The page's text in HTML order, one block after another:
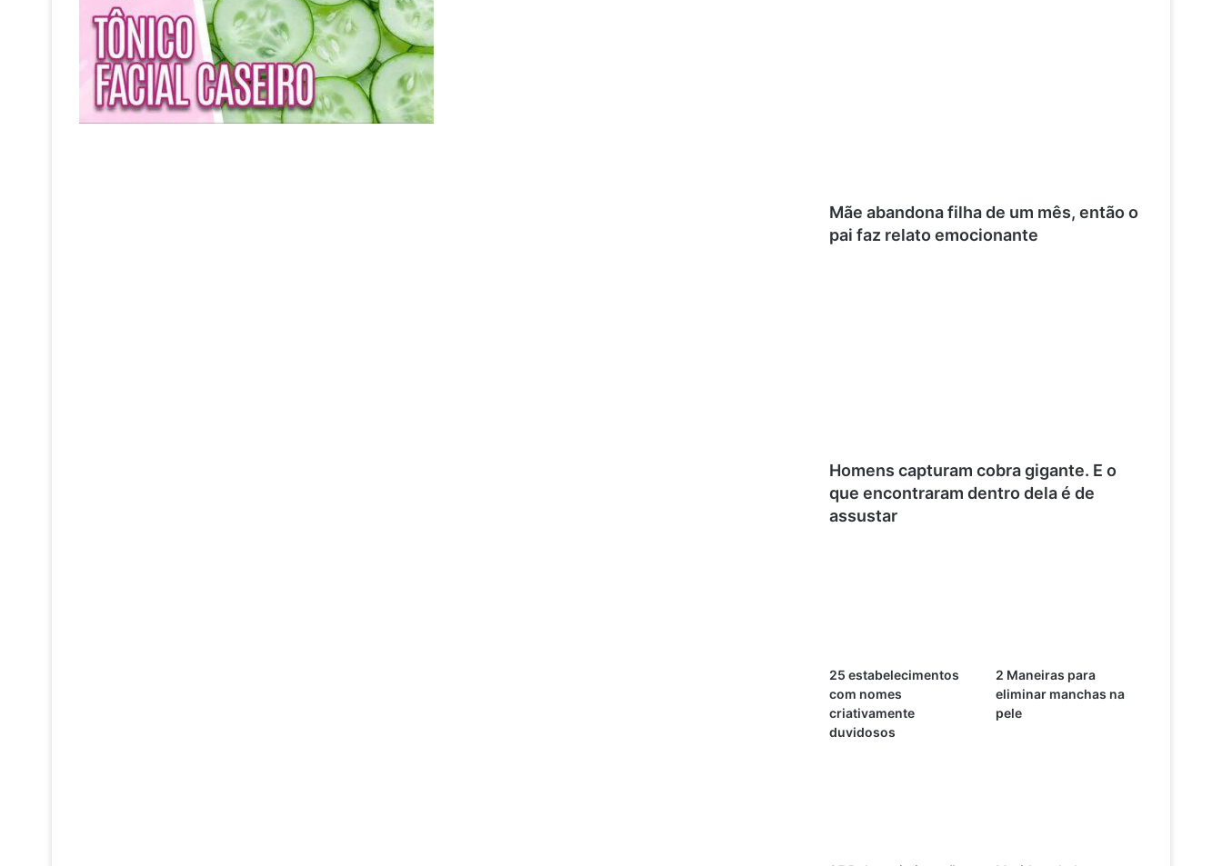
Mãe abandona filha de um mês, então o
pai faz relato emocionante
Homens capturam cobra gigante. E o
que encontraram dentro dela é de
assustar
25 estabelecimentos
com nomes
criativamente
duvidosos
2 Maneiras para
eliminar manchas na
pele